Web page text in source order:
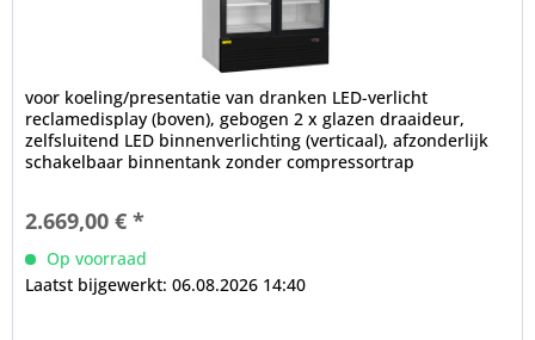
voor koeling/presentatie van dranken LED-verlicht
reclamedisplay (boven), gebogen 2 x glazen draaideur,
zelfsluitend LED binnenverlichting (verticaal), afzonderlijk
schakelbaar binnentank zonder compressortrap
2.669,00 € *
Op voorraad
Laatst bijgewerkt: 06.08.2026 14:40